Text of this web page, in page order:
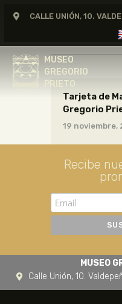
CALLE UNIÓN, 10.
MUSEO
GREGORIO
PRIETO
GREGORIO
MUSEO
CERTAMEN
FUNDACIÓN
TIENDA
NOTICIAS
Tarjeta de
Gregorio
19 noviembre,
Recibe
MUSEO
Calle Unión, 10.